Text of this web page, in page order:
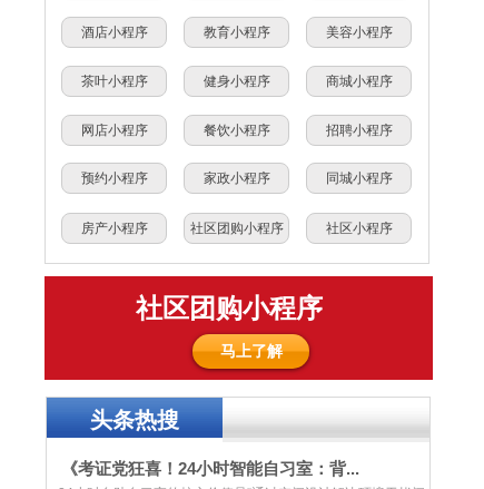
头条热搜
《考证党狂喜！24小时智能自习室：背...
酒店小程序 教育小程序
茶叶小程序 健身小程序
网店小程序 餐饮小程序
预约小程序 家政小程序
房产小程序 社区团购小程序
美容小程序
商城小程序
招聘小程序
同城小程序
社区小程序
马上了解
社区团购小程序